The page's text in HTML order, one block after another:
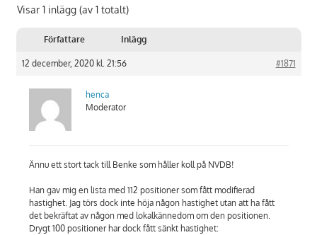
Visar 1 inlägg (av 1 totalt)
Författare Inlägg
12 december, 2020 kl. 21:56 #1871
henca
Moderator
Ännu ett stort tack till Benke som håller koll på NVDB!
Han gav mig en lista med 112 positioner som fått modifierad
hastighet. Jag törs dock inte höja någon hastighet utan att ha fått
det bekräftat av någon med lokalkännedom om den positionen.
Drygt 100 positioner har dock fått sänkt hastighet: